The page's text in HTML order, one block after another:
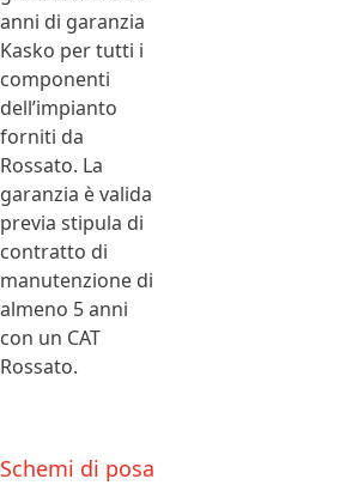
anni di garanzia
Kasko per tutti i
componenti
dell’impianto
forniti da
Rossato. La
garanzia è valida
previa stipula di
contratto di
manutenzione di
almeno 5 anni
con un CAT
Rossato.
Schemi di posa